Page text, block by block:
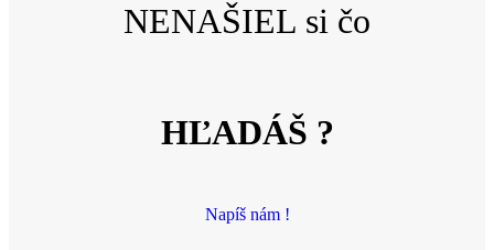
NENAŠIEL si čo
HĽADÁŠ ?
Napíš nám !